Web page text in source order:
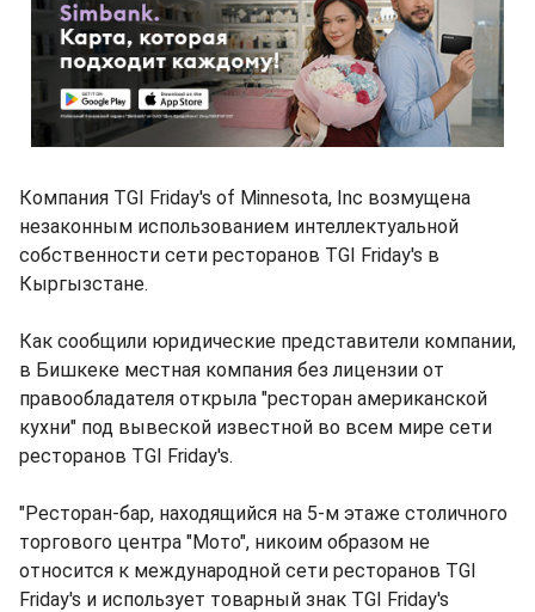
Компания TGI Friday's of Minnesota, Inc возмущена
незаконным использованием интеллектуальной
собственности сети ресторанов TGI Friday's в
Кыргызстане.
Как сообщили юридические представители компании,
в Бишкеке местная компания без лицензии от
правообладателя открыла "ресторан американской
кухни" под вывеской известной во всем мире сети
ресторанов TGI Friday's.
"Ресторан-бар, находящийся на 5-м этаже столичного
торгового центра "Мото", никоим образом не
относится к международной сети ресторанов TGI
Friday's и использует товарный знак TGI Friday's